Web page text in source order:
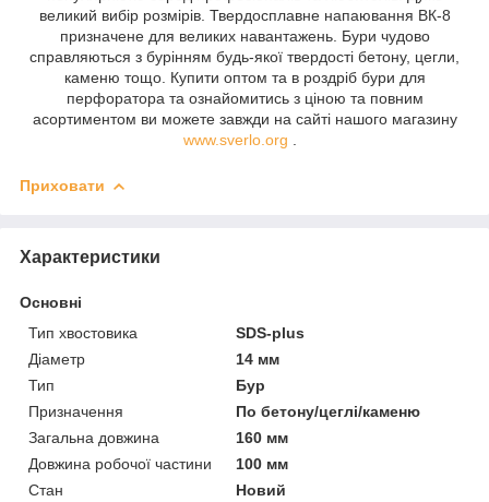
великий вибір розмірів. Твердосплавне напаювання ВК-8
призначене для великих навантажень. Бури чудово
справляються з бурінням будь-якої твердості бетону, цегли,
каменю тощо. Купити оптом та в роздріб бури для
перфоратора та ознайомитись з ціною та повним
асортиментом ви можете завжди на сайті нашого магазину
www.sverlo.org
Приховати
Характеристики
Основні
Тип хвостовика
SDS-plus
Діаметр
14 мм
Тип
Бур
Призначення
По бетону/цеглі/каменю
Загальна довжина
160 мм
Довжина робочої частини
100 мм
Стан
Новий